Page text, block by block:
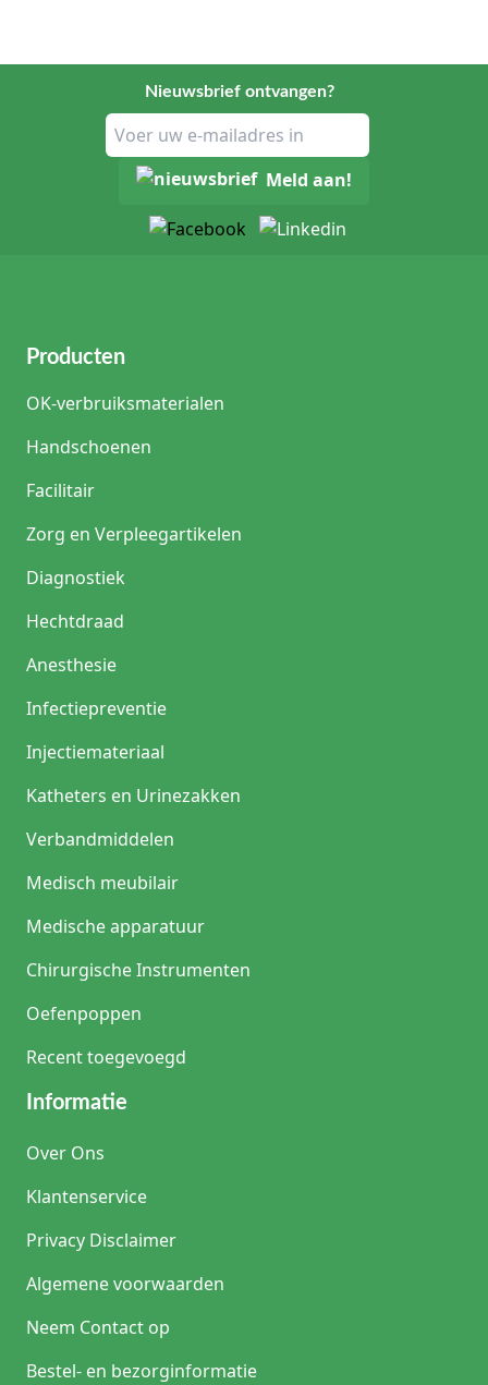
Nieuwsbrief ontvangen?
Meld aan!
Producten
OK-verbruiksmaterialen
Handschoenen
Facilitair
Zorg en Verpleegartikelen
Diagnostiek
Hechtdraad
Anesthesie
Infectiepreventie
Injectiemateriaal
Katheters en Urinezakken
Verbandmiddelen
Medisch meubilair
Medische apparatuur
Chirurgische Instrumenten
Oefenpoppen
Recent toegevoegd
Informatie
Over Ons
Klantenservice
Privacy Disclaimer
Algemene voorwaarden
Neem Contact op
Bestel- en bezorginformatie